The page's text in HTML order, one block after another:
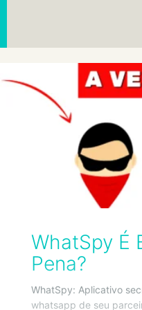
WhatSpy É
Pena?
WhatSpy: Aplicativo
whatsapp de seu